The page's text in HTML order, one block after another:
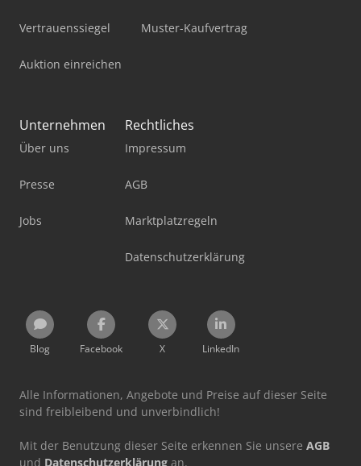
Vertrauenssiegel
Auktion einreichen
Muster-Kaufvertrag
Unternehmen
Über uns
Presse
Jobs
Rechtliches
Impressum
AGB
Marktplatzregeln
Datenschutzerklärung
Blog Facebook X LinkedIn
Alle Informationen, Angebote und Preise auf dieser Seite
sind freibleibend und unverbindlich!
Mit der Benutzung dieser Seite erkennen Sie unsere AGB
und Datenschutzerklärung an.